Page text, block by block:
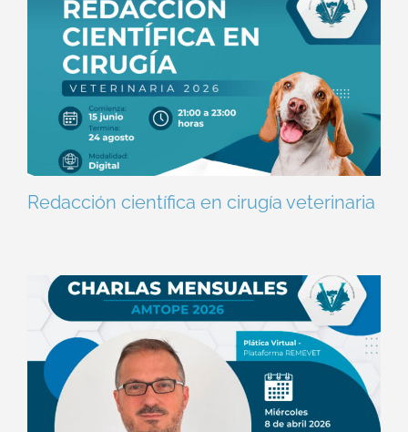
Redacción científica en cirugía veterinaria